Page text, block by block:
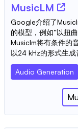
MusicLM
Google介绍了
的模型，例如“以扭
Musiclm将有条件的
以24 kHz的形式生成
Audio Generation